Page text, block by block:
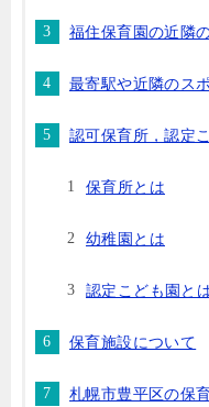
福住保育園の近隣
最寄駅や近隣のス
認可保育所，認定
保育所とは
幼稚園とは
認定こども園と
保育施設について
札幌市豊平区の保